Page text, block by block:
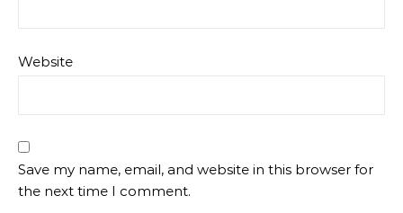
Website
Save my name, email, and website in this browser for
the next time I comment.